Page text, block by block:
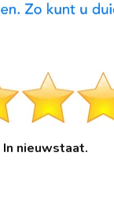
In nieuwstaat.